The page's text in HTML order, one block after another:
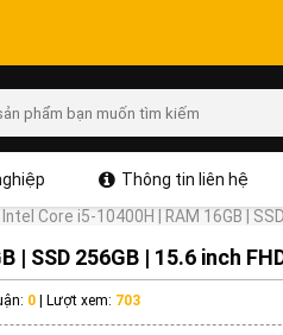
Thông tin liên hệ
Core i5-10400H | RAM 16GB |
SSD 256GB | 15.6 inch
0| Lượt xem: 703